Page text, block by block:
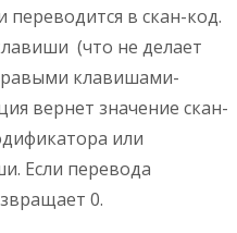
в скан-код.
(что не делает
клавишами-
вернет значение скан-
или
Если перевода
0.